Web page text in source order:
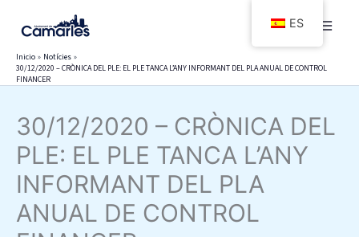
contenido
Inicio
Notícies
30/12/2020 – CRÒNICA DEL PLE: EL PLE TANCA L’ANY INFORMANT DEL PLA ANUAL DE CONTROL
FINANCER
30/12/2020 – CRÒNICA DEL
PLE: EL PLE TANCA L’ANY
INFORMANT DEL PLA
ANUAL DE CONTROL
ES